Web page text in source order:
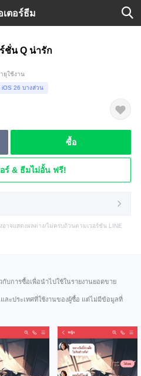
เตอร์ธีม
ชั่น Q น่ารัก
ยุใช้งาน
iOS 26 บางส่วน
ซื้อ
ร์ & ธีมไม่อั้น ฟรี!
าจแสดงผลต่าง/ไม่ครบถ้วนตามเวอร์ชัน LINE
กับการซื้อเพื่อนำไปใช้ในรายงานยอดขาย
ละประเทศที่ใช้งานของผู้ซื้อ แต่ไม่มีข้อมูลที่